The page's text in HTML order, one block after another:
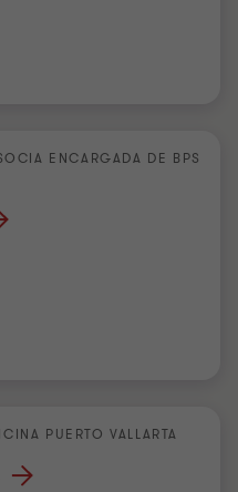
ENCARGADA DE BPS
PUERTO VALLARTA